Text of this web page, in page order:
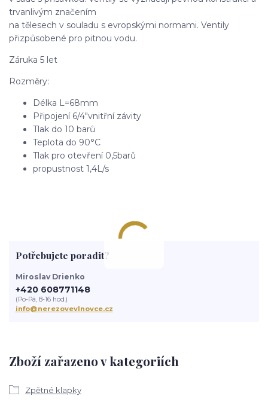
trvanlivým značením
na tělesech v souladu s evropskými normami. Ventily
přizpůsobené pro pitnou vodu.
Záruka 5 let
Rozměry:
Délka L=68mm
Připojení 6/4"vnitřní závity
Tlak do 10 barů
Teplota do 90°C
Tlak pro otevření 0,5barů
propustnost 1,4L/s
Zboží zařazeno v kategoriích
Zpětné klapky
Potřebujete poradit?
Miroslav Drienko
+420 608771148
(Po-Pá, 8-16 hod.)
info@nerezovevlnovce.cz